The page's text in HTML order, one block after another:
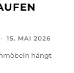
- 15. MAI 2026
hängt